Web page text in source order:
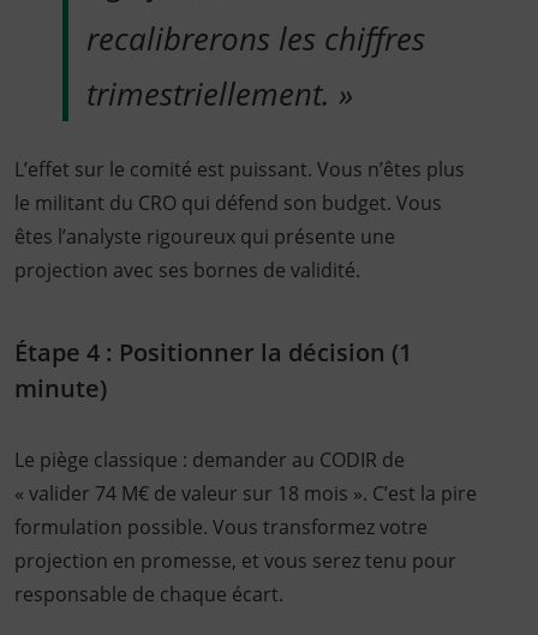
recalibrerons les chiffres
trimestriellement. »
L’effet sur le comité est puissant. Vous n’êtes plus
le militant du CRO qui défend son budget. Vous
êtes l’analyste rigoureux qui présente une
projection avec ses bornes de validité.
Étape 4 : Positionner la décision (1
minute)
Le piège classique : demander au CODIR de
« valider 74 M€ de valeur sur 18 mois ». C’est la pire
formulation possible. Vous transformez votre
projection en promesse, et vous serez tenu pour
responsable de chaque écart.